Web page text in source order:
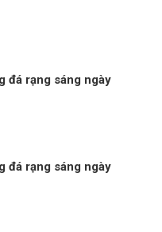
đá rạng sáng ngày
đá rạng sáng ngày